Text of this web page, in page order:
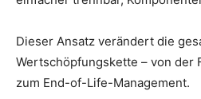
Dieser Ansatz verändert die
Wertschöpfungskette – von der
zum End-of-Life-Management.